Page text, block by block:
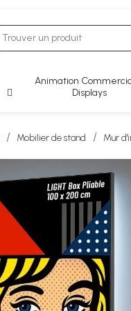
Animation
Displays
Mobilier de stand Mur